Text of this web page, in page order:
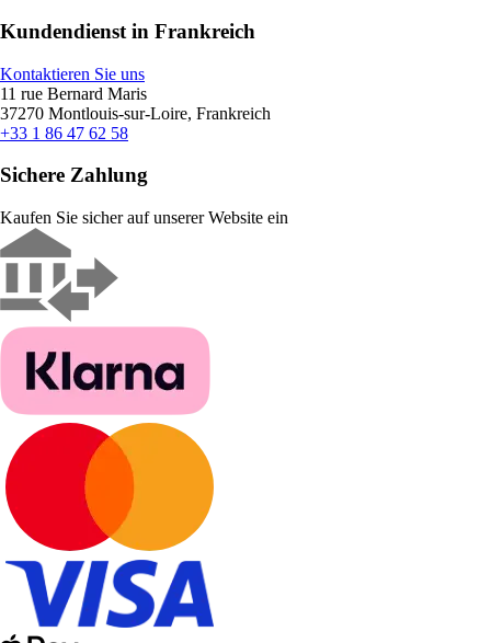
Kundendienst in Frankreich
Kontaktieren Sie uns
11 rue Bernard Maris
37270 Montlouis-sur-Loire, Frankreich
+33 1 86 47 62 58
Sichere Zahlung
Kaufen Sie sicher auf unserer Website ein